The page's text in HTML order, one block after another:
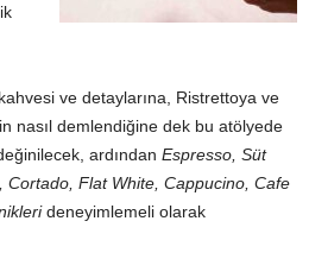
ve detaylarına, Ristrettoya ve
nasıl demlendiğine dek bu atölyede
ardından Espresso, Süt
Cortado, Flat White, Cappucino, Cafe
deneyimlemeli olarak